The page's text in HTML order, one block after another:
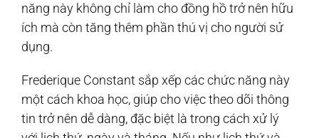
năng này không chỉ làm cho đồng hồ trở nên hữu
ích mà còn tăng thêm phần thú vị cho người sử
dụng.
Frederique Constant sắp xếp các chức năng này
một cách khoa học, giúp cho việc theo dõi thông
tin trở nên dễ dàng, đặc biệt là trong cách xử lý